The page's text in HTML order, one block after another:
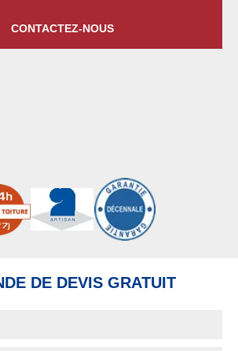
CONTACTEZ-NOUS
DE DEVIS GRATUIT